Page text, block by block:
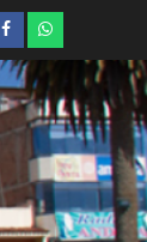
Facebookwhatsapp